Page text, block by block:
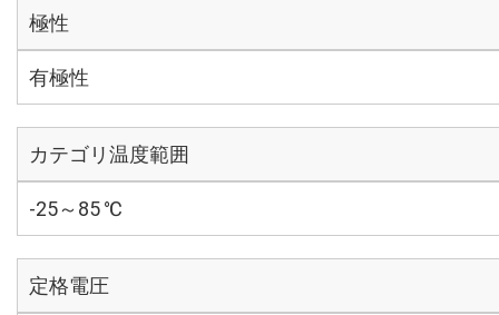
極性
有極性
カテゴリ温度範囲
-25～85 ℃
定格電圧